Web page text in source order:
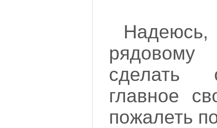
рядовому
сделать
главное
пожалеть